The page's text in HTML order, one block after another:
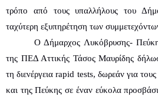
τρόπο από τους υπαλλήλους του
ταχύτερη εξυπηρέτηση των
Ο Δήμαρχος Λυκόβρυσης-
της ΠΕΔ Αττικής Τάσος Μαυρίδης
τη διενέργεια rapid tests, δωρεάν για
και της Πεύκης σε έναν εύκολα